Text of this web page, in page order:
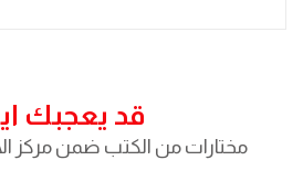
قد يعجبك
مختارات من الكتب ضمن مركز